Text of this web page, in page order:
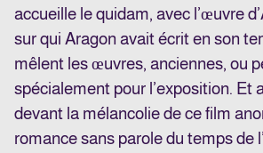
accueille le quidam, avec l’œuvre
sur qui Aragon avait écrit en son
mêlent les œuvres, anciennes, ou
spécialement pour l’exposition. Et
devant la mélancolie de ce film
romance sans parole du temps de